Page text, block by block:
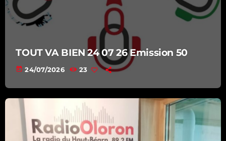
TOUT VA BIEN 24 07 26 Emission 50
today 24/07/2026 23